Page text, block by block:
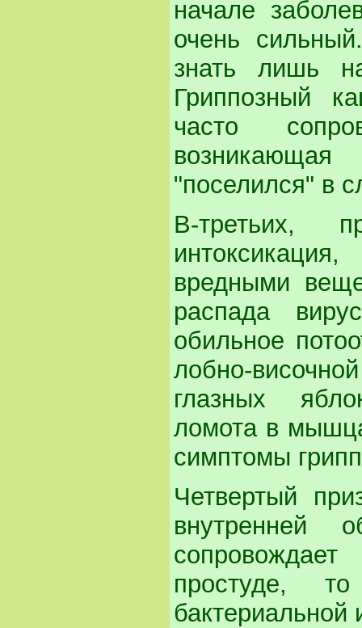
начале
очень
знать лишь
Гриппозный
часто
"поселился" в
В-третьих,
вредными
распада
обильное
лобно-
глазных
ломота в
симптомы
Четвертый
внутренней
простуде,
бактериальной